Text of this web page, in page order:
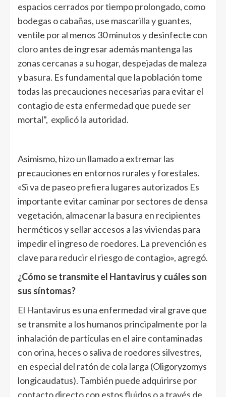
espacios cerrados por tiempo prolongado, como
bodegas o cabañas, use mascarilla y guantes,
ventile por al menos 30 minutos y desinfecte con
cloro antes de ingresar además mantenga las
zonas cercanas a su hogar, despejadas de maleza
y basura. Es fundamental que la población tome
todas las precauciones necesarias para evitar el
contagio de esta enfermedad que puede ser
mortal”, explicó la autoridad.
Asimismo, hizo un llamado a extremar las
precauciones en entornos rurales y forestales.
«Si va de paseo prefiera lugares autorizados Es
importante evitar caminar por sectores de densa
vegetación, almacenar la basura en recipientes
herméticos y sellar accesos a las viviendas para
impedir el ingreso de roedores. La prevención es
clave para reducir el riesgo de contagio», agregó.
¿Cómo se transmite el Hantavirus y cuáles son
sus síntomas?
El Hantavirus es una enfermedad viral grave que
se transmite a los humanos principalmente por la
inhalación de partículas en el aire contaminadas
con orina, heces o saliva de roedores silvestres,
en especial del ratón de cola larga (Oligoryzomys
longicaudatus). También puede adquirirse por
contacto directo con estos fluidos o a través de